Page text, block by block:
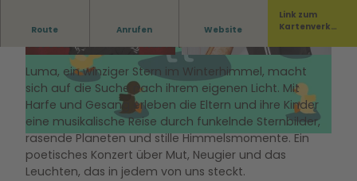
© Dovile Sermokas © Dovile Sermokas
Route Anrufen Website
Link zum
Kartenverka
Kommt vorbei zu einer zauberhaften Reise mit
Teresa Raff an der Harfe.
Luma, ein winziger Stern im Winterhimmel, macht
sich auf die Suche nach ihrem eigenen Licht. Mit
Harfe und Gesang erleben die Eltern und ihre Kinder
eine musikalische Reise durch funkelnde Sternbilder,
rasende Planeten und stille Himmelsmomente. Ein
poetisches Konzert über Mut, Neugier und das
Leuchten, das in jedem von uns steckt.